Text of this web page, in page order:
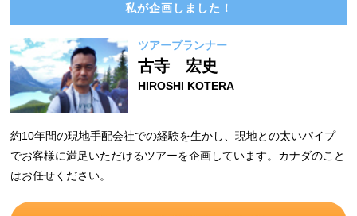
私が企画しました！
ツアープランナー
古寺 宏史
HIROSHI KOTERA
約10年間の現地手配会社での経験を生かし、現地との太いパイプ
でお客様に満足いただけるツアーを企画しています。カナダのこと
はお任せください。